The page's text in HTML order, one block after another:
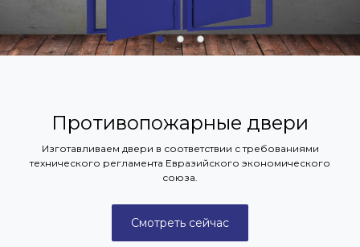
Противопожарные двери
Изготавливаем двери в соответствии с требованиями
технического регламента Евразийского экономического
союза.
Смотреть сейчас